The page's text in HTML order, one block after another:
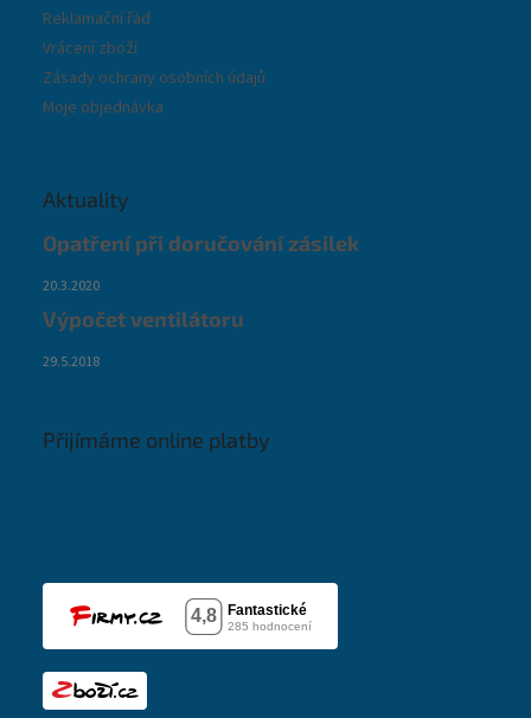
Reklamační řád
Vrácení zboží
Zásady ochrany osobních údajů
Moje objednávka
Aktuality
Opatření při doručování zásilek
20.3.2020
Výpočet ventilátoru
29.5.2018
Přijímáme online platby